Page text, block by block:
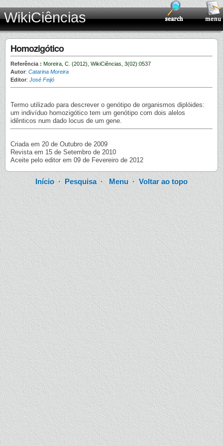
WikiCiências
Homozigótico
Referência : Moreira, C. (2012), WikiCiências, 3(02):0537
Autor: Catarina Moreira
Editor: José Feijó
Termo utilizado para descrever o genótipo de organismos diplóides:
um indivíduo homozigótico tem um genótipo com dois alelos
idênticos num dado locus de um gene.
Criada em 20 de Outubro de 2009
Revista em 15 de Setembro de 2010
Aceite pelo editor em 09 de Fevereiro de 2012
Início·Pesquisa·Menu·Voltar ao topo